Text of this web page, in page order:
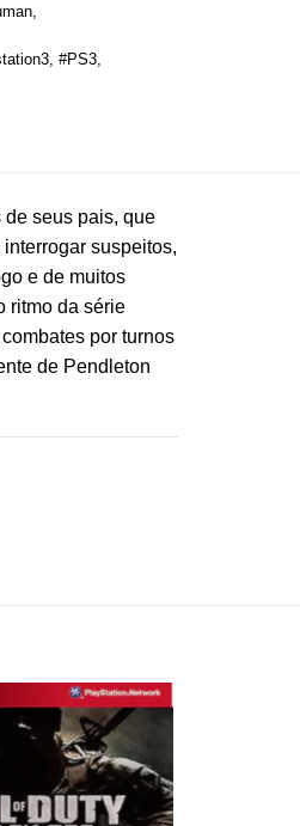
#PS3
seus pais, que
suspeitos,
e de muitos
ritmo da série
por turnos
de Pendleton